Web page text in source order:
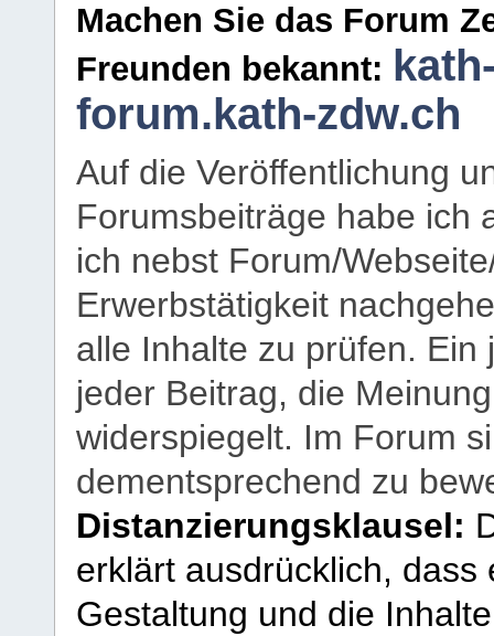
Machen Sie das Forum
Freunden bekannt:
forum.kath-zdw.ch
Auf die Veröffentlichung
Forumsbeiträge habe ich
ich nebst Forum/
Erwerbstätigkeit
alle Inhalte zu prüfen.
jeder Beitrag, die
widerspiegelt. Im Forum
dementsprechend zu
Distanzierungsklausel:
erklärt ausdrücklich,
Gestaltung und die